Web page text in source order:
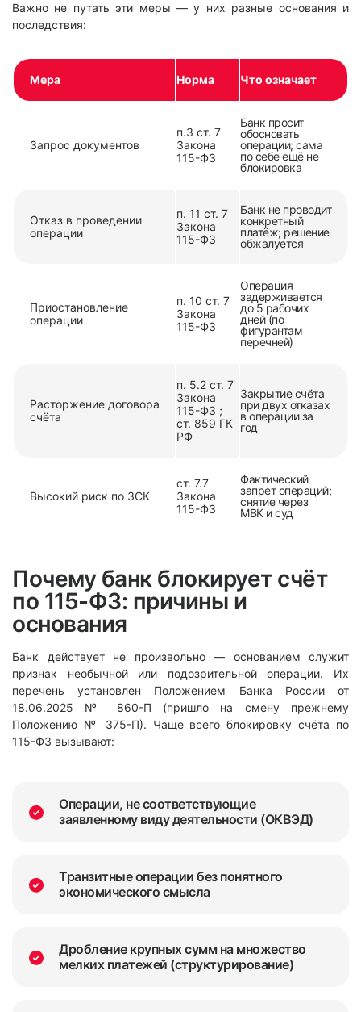
Важно не путать эти меры — у них разные основания и
последствия:
Мера Норма Что означает
Запрос документов
п.3 ст. 7
Закона
115-ФЗ
Банк просит
обосновать
операции; сама
по себе ещё не
блокировка
Отказ в проведении
операции
п. 11 ст. 7
Закона
115-ФЗ
Банк не проводит
конкретный
платёж; решение
обжалуется
Приостановление
операции
п. 10 ст. 7
Закона
115-ФЗ
Операция
задерживается
до 5 рабочих
дней (по
фигурантам
перечней)
Расторжение договора
счёта
п. 5.2 ст. 7
Закона
115-ФЗ ;
ст. 859 ГК
РФ
Закрытие счёта
при двух отказах
в операции за
год
Высокий риск по ЗСК
ст. 7.7
Закона
115-ФЗ
Фактический
запрет операций;
снятие через
МВК и суд
Почему банк блокирует счёт
по 115-ФЗ: причины и
основания
Банк действует не произвольно — основанием служит
признак необычной или подозрительной операции. Их
перечень установлен Положением Банка России от
18.06.2025 № 860-П (пришло на смену прежнему
Положению № 375-П). Чаще всего блокировку счёта по
115-ФЗ вызывают:
Операции, не соответствующие
заявленному виду деятельности (ОКВЭД)
Транзитные операции без понятного
экономического смысла
Дробление крупных сумм на множество
мелких платежей (структурирование)